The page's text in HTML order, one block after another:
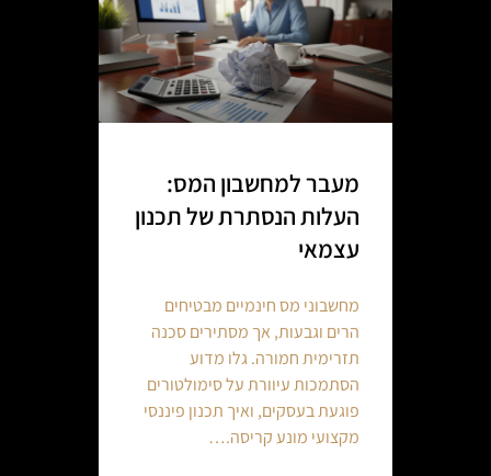
מעבר למחשבון המס:
העלות הנסתרת של תכנון
עצמאי
מחשבוני מס חינמיים מבטיחים
הרים וגבעות, אך מסתירים סכנה
תזרימית חמורה. גלו מדוע
הסתמכות עיוורת על סימולטורים
פוגעת בעסקים, ואיך תכנון פיננסי
מקצועי מונע קריסה.…